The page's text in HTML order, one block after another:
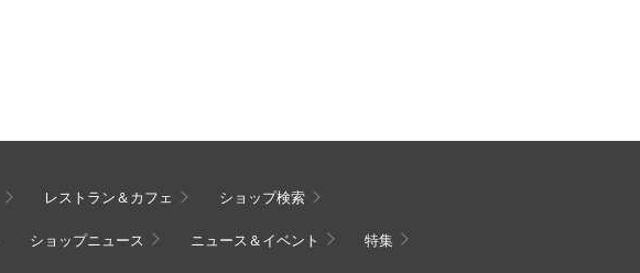
レストラン＆カフェ ショップ検索
ショップニュース ニュース＆イベント 特集